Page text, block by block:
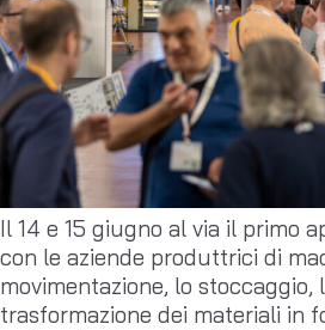
Il 14 e 15 giugno al via il primo
con le aziende produttrici di
movimentazione, lo stoccaggio,
trasformazione dei materiali in